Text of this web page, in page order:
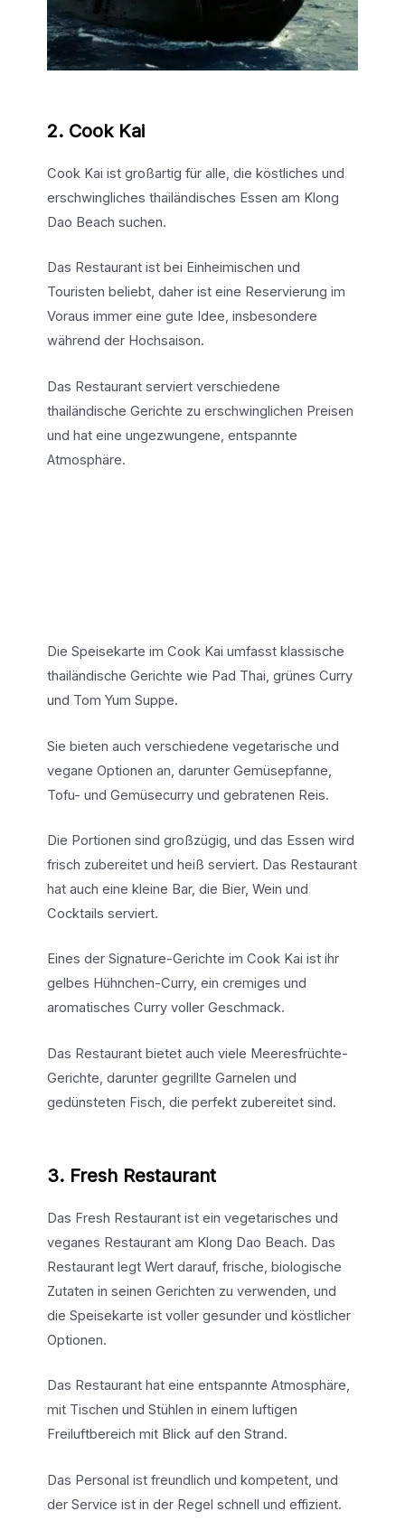
2. Cook Kai
Cook Kai ist großartig für alle, die köstliches und
erschwingliches thailändisches Essen am Klong
Dao Beach suchen.
Das Restaurant ist bei Einheimischen und
Touristen beliebt, daher ist eine Reservierung im
Voraus immer eine gute Idee, insbesondere
während der Hochsaison.
Das Restaurant serviert verschiedene
thailändische Gerichte zu erschwinglichen Preisen
und hat eine ungezwungene, entspannte
Atmosphäre.
Die Speisekarte im Cook Kai umfasst klassische
thailändische Gerichte wie Pad Thai, grünes Curry
und Tom Yum Suppe.
Sie bieten auch verschiedene vegetarische und
vegane Optionen an, darunter Gemüsepfanne,
Tofu- und Gemüsecurry und gebratenen Reis.
Die Portionen sind großzügig, und das Essen wird
frisch zubereitet und heiß serviert. Das Restaurant
hat auch eine kleine Bar, die Bier, Wein und
Cocktails serviert.
Eines der Signature-Gerichte im Cook Kai ist ihr
gelbes Hühnchen-Curry, ein cremiges und
aromatisches Curry voller Geschmack.
Das Restaurant bietet auch viele Meeresfrüchte-
Gerichte, darunter gegrillte Garnelen und
gedünsteten Fisch, die perfekt zubereitet sind.
3. Fresh Restaurant
Das Fresh Restaurant ist ein vegetarisches und
veganes Restaurant am Klong Dao Beach. Das
Restaurant legt Wert darauf, frische, biologische
Zutaten in seinen Gerichten zu verwenden, und
die Speisekarte ist voller gesunder und köstlicher
Optionen.
Das Restaurant hat eine entspannte Atmosphäre,
mit Tischen und Stühlen in einem luftigen
Freiluftbereich mit Blick auf den Strand.
Das Personal ist freundlich und kompetent, und
der Service ist in der Regel schnell und effizient.